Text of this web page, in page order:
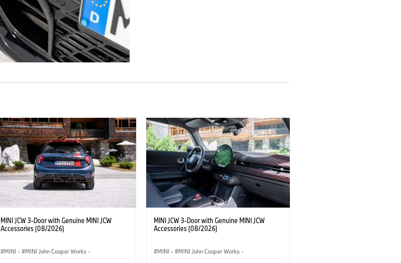
MINI JCW 3-Door with Genuine MINI JCW
Accessories (08/2026)
MINI · MINI John Cooper Works ·
MINI JCW 3-Door with Genuine MINI JCW
Accessories (08/2026)
MINI · MINI John Cooper Works ·